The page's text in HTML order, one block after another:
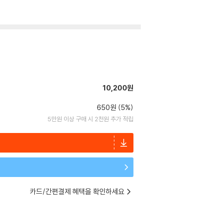
10,200원
650원 (5%)
5만원 이상 구매 시 2천원 추가 적립
카드/간편결제 혜택을 확인하세요